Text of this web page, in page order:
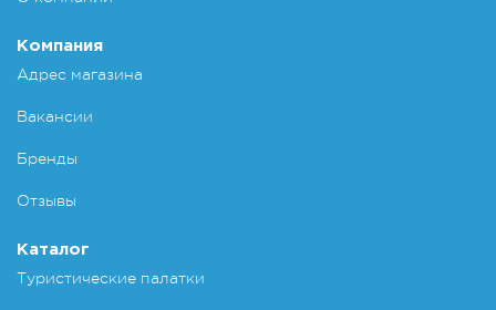
Компания
Адрес магазина
Вакансии
Бренды
Отзывы
Каталог
Туристические палатки